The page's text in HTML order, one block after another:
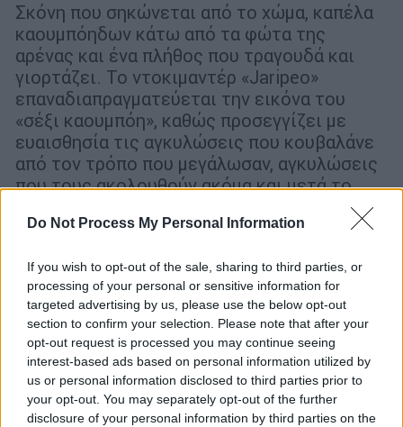
Do Not Process My Personal Information
If you wish to opt-out of the sale, sharing to third parties, or
processing of your personal or sensitive information for
targeted advertising by us, please use the below opt-out
section to confirm your selection. Please note that after your
opt-out request is processed you may continue seeing
interest-based ads based on personal information utilized by
us or personal information disclosed to third parties prior to
your opt-out. You may separately opt-out of the further
disclosure of your personal information by third parties on the
Σκόνη που σηκώνεται από το χώμα, καπέλα
καουμπόηδων κάτω από τα φώτα της
αρένας και ένα πλήθος που τραγουδά και
γιορτάζει. Το ντοκιμαντέρ «Jaripeo»
επαναδιαπραγματεύεται την εικόνα του
«σέξι καουμπόη», καθώς προσεγγίζει με
ευαισθησία τις αγκυλώσεις που κουβαλάνε
από τον τρόπο που μεγάλωσαν, αγκυλώσεις
που τους ακολουθούν ακόμα και μετά το